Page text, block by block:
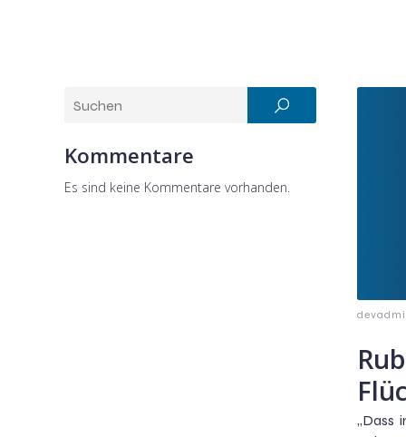
Kommentare
Es sind keine Kommentare vorhanden.
„Dass